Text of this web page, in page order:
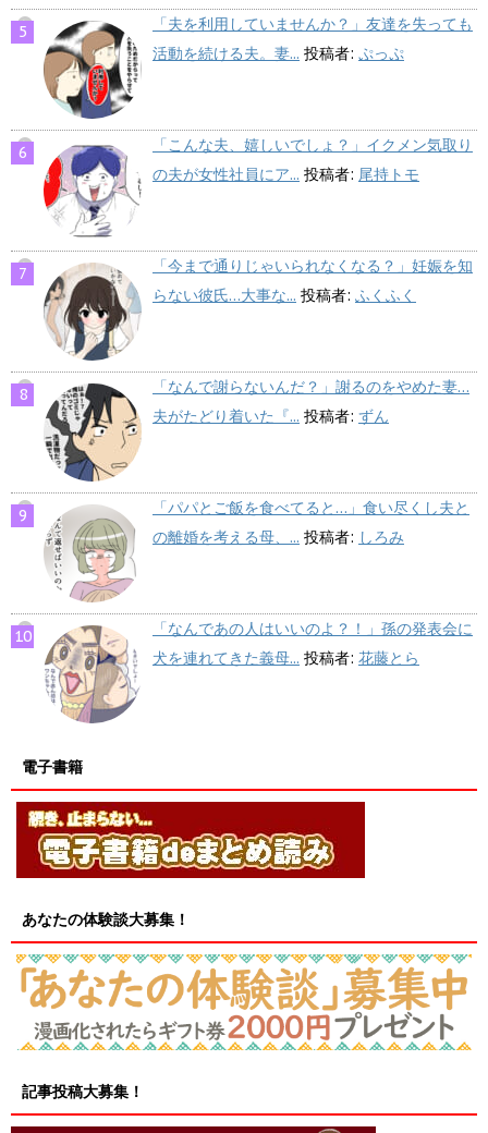
「夫を利用していませんか？」友達を失っても
活動を続ける夫。妻... 投稿者: ぷっぷ
「こんな夫、嬉しいでしょ？」イクメン気取り
の夫が女性社員にア... 投稿者: 尾持トモ
「今まで通りじゃいられなくなる？」妊娠を知
らない彼氏…大事な... 投稿者: ふくふく
「なんで謝らないんだ？」謝るのをやめた妻…
夫がたどり着いた『... 投稿者: ずん
「パパとご飯を食べてると…」食い尽くし夫と
の離婚を考える母、... 投稿者: しろみ
「なんであの人はいいのよ？！」孫の発表会に
犬を連れてきた義母... 投稿者: 花藤とら
電子書籍
あなたの体験談大募集！
記事投稿大募集！